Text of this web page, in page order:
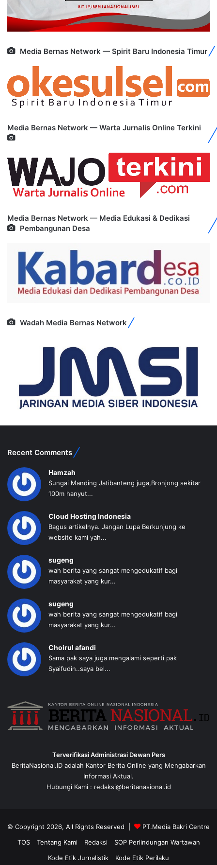
Media Bernas Network — Spirit Baru Indonesia Timur
Media Bernas Network — Warta Jurnalis Online Terkini
Media Bernas Network — Media Edukasi & Dedikasi
Pembangunan Desa
Wadah Media Bernas Network
Recent Comments
Hamzah
Sungai Manding Jatibanteng juga,Bronjong sekitar
100m hanyut...
Cloud Hosting Indonesia
Bagus artikelnya. Jangan Lupa Berkunjung ke
website kami yah...
sugeng
wah berita yang sangat mengedukatif bagi
masyarakat yang kur...
sugeng
wah berita yang sangat mengedukatif bagi
masyarakat yang kur...
Choirul afandi
Sama pak saya juga mengalami seperti pak
Syaifudin..saya bel...
Terverifikasi Administrasi Dewan Pers
BeritaNasional.ID adalah Kantor Berita Online yang Mengabarkan
Informasi Aktual.
Hubungi Kami : redaksi@beritanasional.id
© Copyright 2026, All Rights Reserved |
PT.Media Bakri Centre
TOS
Tentang Kami Redaksi
SOP Perlindungan Wartawan
Kode Etik Jurnalistik
Kode Etik Perilaku